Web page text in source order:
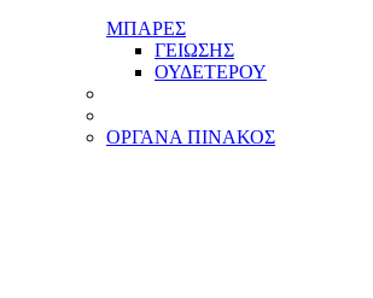
ΜΠΑΡΕΣ
ΓΕΙΩΣΗΣ
ΟΥΔΕΤΕΡΟΥ
ΟΡΓΑΝΑ ΠΙΝΑΚΟΣ